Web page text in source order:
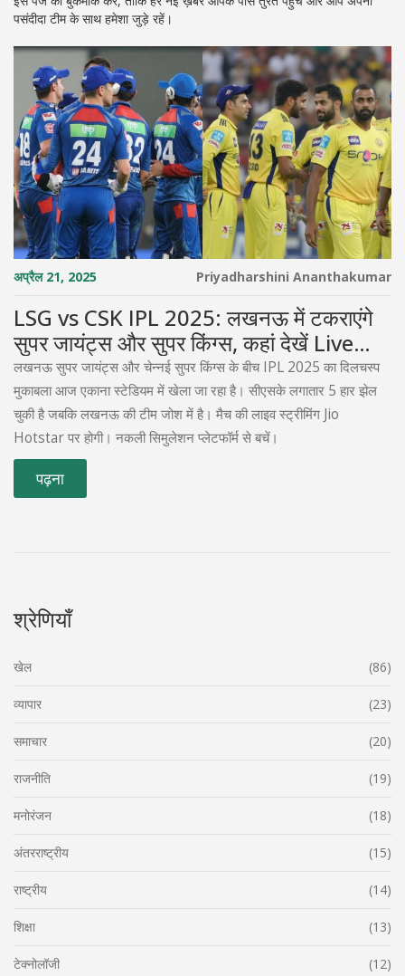
पसंदीदा टीम के साथ हमेशा जुड़े रहें।
अप्रैल 21, 2025 Priyadharshini Ananthakumar
LSG vs CSK IPL 2025: लखनऊ में टकराएंगे
सुपर जायंट्स और सुपर किंग्स, कहां देखें Live
Streaming
लखनऊ सुपर जायंट्स और चेन्नई सुपर किंग्स के बीच IPL 2025 का दिलचस्प
मुकाबला आज एकाना स्टेडियम में खेला जा रहा है। सीएसके लगातार 5 हार झेल
चुकी है जबकि लखनऊ की टीम जोश में है। मैच की लाइव स्ट्रीमिंग Jio
Hotstar पर होगी। नकली सिमुलेशन प्लेटफॉर्म से बचें।
पढ़ना
श्रेणियाँ
खेल (86)
व्यापार (23)
समाचार (20)
राजनीति (19)
मनोरंजन (18)
अंतरराष्ट्रीय (15)
राष्ट्रीय (14)
शिक्षा (13)
टेक्नोलॉजी (12)